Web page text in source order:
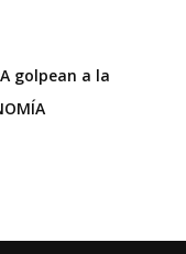
golpean a la